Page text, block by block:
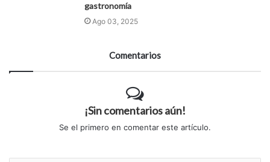
gastronomía
Ago 03, 2025
Comentarios
¡Sin comentarios aún!
Se el primero en comentar este artículo.